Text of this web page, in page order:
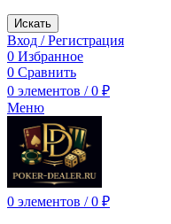
Искать
Вход / Регистрация
0 Избранное
0 Сравнить
0 элементов / 0 ₽
Меню
0 элементов / 0 ₽